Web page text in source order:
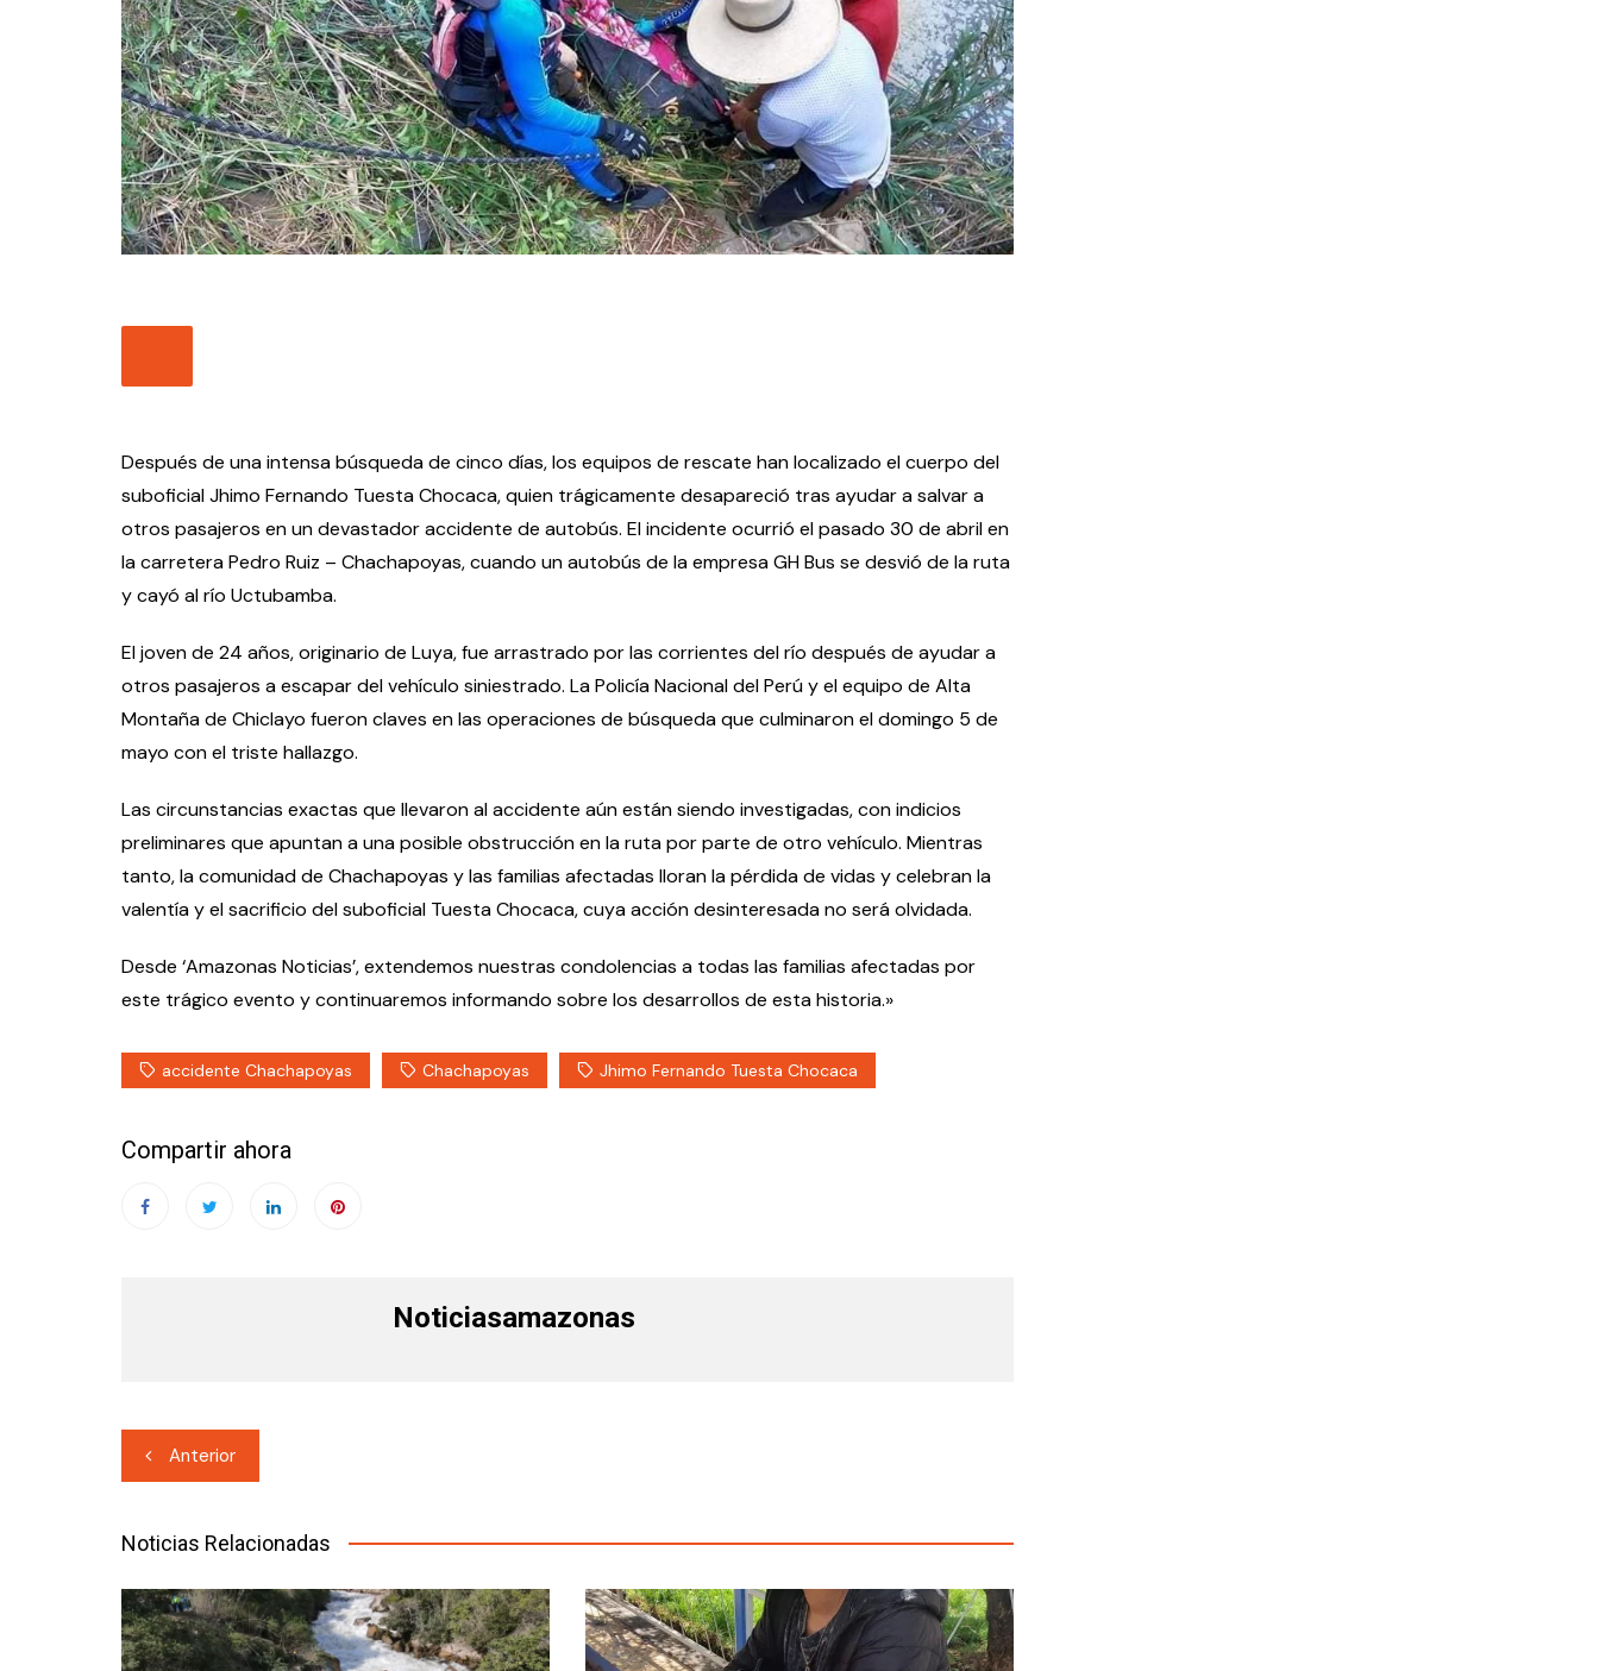
Después de una intensa búsqueda de cinco días, los equipos de rescate han localizado el cuerpo del
suboficial Jhimo Fernando Tuesta Chocaca, quien trágicamente desapareció tras ayudar a salvar a
otros pasajeros en un devastador accidente de autobús. El incidente ocurrió el pasado 30 de abril en
la carretera Pedro Ruiz – Chachapoyas, cuando un autobús de la empresa GH Bus se desvió de la ruta
y cayó al río Uctubamba.
El joven de 24 años, originario de Luya, fue arrastrado por las corrientes del río después de ayudar a
otros pasajeros a escapar del vehículo siniestrado. La Policía Nacional del Perú y el equipo de Alta
Montaña de Chiclayo fueron claves en las operaciones de búsqueda que culminaron el domingo 5 de
mayo con el triste hallazgo.
Las circunstancias exactas que llevaron al accidente aún están siendo investigadas, con indicios
preliminares que apuntan a una posible obstrucción en la ruta por parte de otro vehículo. Mientras
tanto, la comunidad de Chachapoyas y las familias afectadas lloran la pérdida de vidas y celebran la
valentía y el sacrificio del suboficial Tuesta Chocaca, cuya acción desinteresada no será olvidada.
Desde ‘Amazonas Noticias’, extendemos nuestras condolencias a todas las familias afectadas por
este trágico evento y continuaremos informando sobre los desarrollos de esta historia.»
accidente Chachapoyas Chachapoyas Jhimo Fernando Tuesta Chocaca
Compartir ahora
Noticiasamazonas
Navegación
de
entradas
Anterior
Noticias Relacionadas